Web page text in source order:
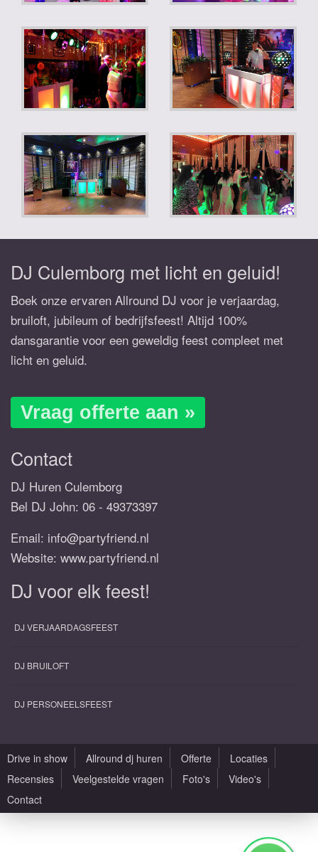
DJ Culemborg met licht en geluid!
Boek onze ervaren Allround DJ voor je verjaardag,
bruiloft, jubileum of bedrijfsfeest! Altijd 100%
dansgarantie voor een geweldig feest compleet met
licht en geluid.
Vraag offerte aan »
Contact
DJ Huren Culemborg
Bel DJ John: 06 - 49373397
Email: info@partyfriend.nl
Website: www.partyfriend.nl
DJ voor elk feest!
DJ VERJAARDAGSFEEST
DJ BRUILOFT
DJ PERSONEELSFEEST
Drive in show Allround dj huren Offerte
Locaties
Recensies
Veelgestelde vragen Foto's
Video's
Contact
Algemene voorwaarden